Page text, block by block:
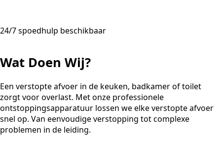
24/7 spoedhulp beschikbaar
Wat Doen Wij?
Een verstopte afvoer in de keuken, badkamer of toilet
zorgt voor overlast. Met onze professionele
ontstoppingsapparatuur lossen we elke verstopte afvoer
snel op. Van eenvoudige verstopping tot complexe
problemen in de leiding.